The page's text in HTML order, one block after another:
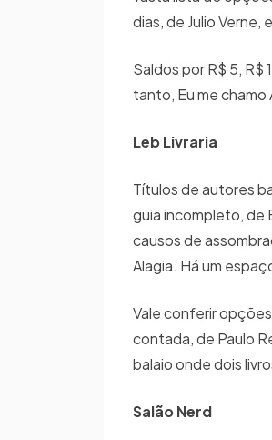
dias, de Julio Verne,
Saldos por R$ 5,
tanto, Eu me chamo
Leb Livraria
Títulos de autores
guia incompleto, de
causos de
Alagia. Há um
Vale conferir
contada, de Paulo
balaio onde dois
Salão Nerd